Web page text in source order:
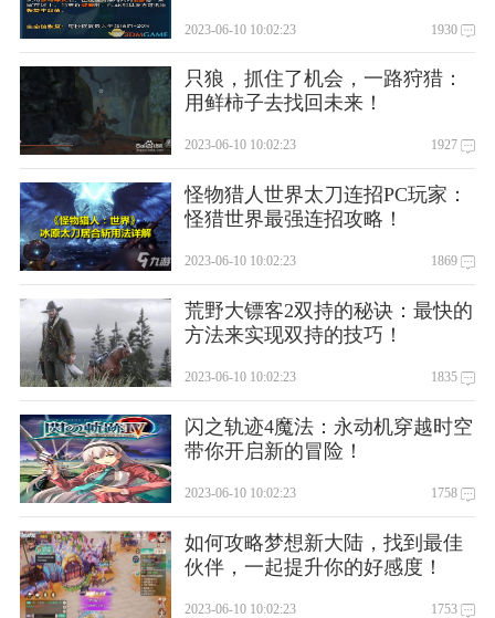
2023-06-10 10:02:23 1930
只狼，抓住了机会，一路狩猎：
用鲜柿子去找回未来！
2023-06-10 10:02:23 1927
怪物猎人世界太刀连招PC玩家：
怪猎世界最强连招攻略！
2023-06-10 10:02:23 1869
荒野大镖客2双持的秘诀：最快的
方法来实现双持的技巧！
2023-06-10 10:02:23 1835
闪之轨迹4魔法：永动机穿越时空
带你开启新的冒险！
2023-06-10 10:02:23 1758
如何攻略梦想新大陆，找到最佳
伙伴，一起提升你的好感度！
2023-06-10 10:02:23 1753